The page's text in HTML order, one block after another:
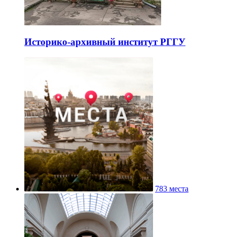
Историко-архивный институт РГГУ
783 места